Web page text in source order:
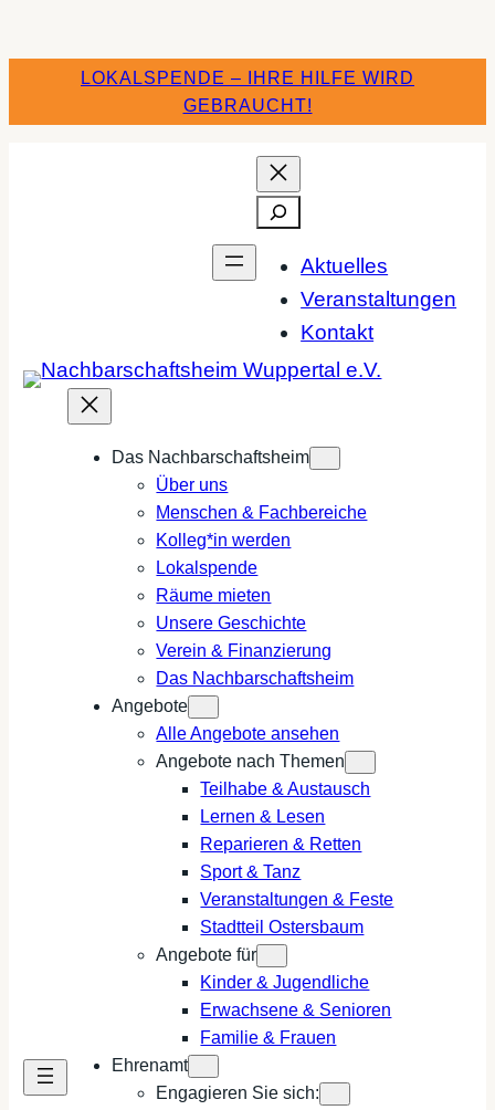
LOKALSPENDE – IHRE HILFE WIRD
GEBRAUCHT!
Suchen
Aktuelles
Veranstaltungen
Kontakt
Das Nachbarschaftsheim
Über uns
Menschen & Fachbereiche
Kolleg*in werden
Lokalspende
Räume mieten
Unsere Geschichte
Verein & Finanzierung
Das Nachbarschaftsheim
Angebote
Alle Angebote ansehen
Angebote nach Themen
Teilhabe & Austausch
Lernen & Lesen
Reparieren & Retten
Sport & Tanz
Veranstaltungen & Feste
Stadtteil Ostersbaum
Angebote für
Kinder & Jugendliche
Erwachsene & Senioren
Familie & Frauen
Ehrenamt
Engagieren Sie sich: